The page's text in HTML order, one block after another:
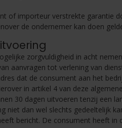
of importeur verstrekte garantie
de ondernemer kan doen
zorgvuldigheid in acht
aanvragen tot verlening van
dat de consument aan het
in artikel 4 van deze
30 dagen uitvoeren tenzij een
niet dan wel slechts gedeeltelijk
bericht. De consument heeft